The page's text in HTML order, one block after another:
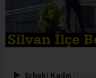
Erkek | Kadın